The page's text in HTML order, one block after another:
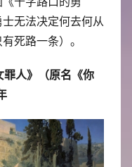
无法决定何去何从
死路一条）。
罪人》（原名《你